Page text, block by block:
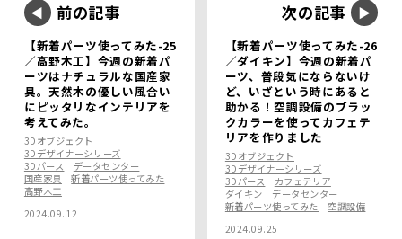
前の記事
【新着パーツ使ってみた-25
／高野木工】今週の新着パ
ーツはナチュラルな国産家
具。天然木の優しい風合い
にピッタリなインテリアを
考えてみた。
3Dオブジェクト
3Dデザイナーシリーズ
3Dパース
データセンター
国産家具
新着パーツ使ってみた
高野木工
2024.09.12
次の記事
【新着パーツ使ってみた-26
／ダイキン】今週の新着パ
ーツ、普段気にならないけ
ど、いざという時にあると
助かる！空調設備のブラッ
クカラーを使ってカフェテ
リアを作りました
3Dオブジェクト
3Dデザイナーシリーズ
3Dパース
カフェテリア
ダイキン
データセンター
新着パーツ使ってみた
空調設備
2024.09.25